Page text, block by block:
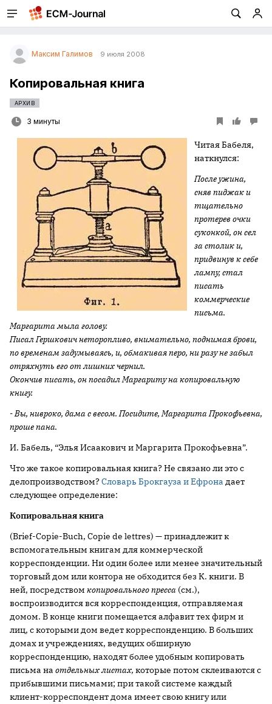
Максим Галимов 9 июля 2008
Копировальная книга
АРХИВ
3 минуты
Читая Бабеля,
наткнулся:
После ужина,
сняв пиджак и
тщательно
протерев очки
суконкой, он сел
за столик и,
придвинув к себе
лампу, стал
писать
коммерческие
письма.
Маргарита мыла голову.
Писал Гершкович неторопливо, внимательно, поднимая брови,
по временам задумываясь, и, обмакивая перо, ни разу не забыл
отряхнуть его от лишних чернил.
Окончив писать, он посадил Маргариту накопировальную
книгу.
- Вы, нивроко, дама с весом. Посидите, Маргарита Прокофьевна,
проше пана.
И. Бабель, “Элья Исаакович и Маргарита Прокофьевна”.
Что же такое копировальная книга? Не связано ли это с
делопроизводством?Словарь Брокгауза и Ефрона дает
следующее определение:
Копировальная книга
(Brief-Copie-Buch, Copie de lettres) — принадлежит к
вспомогательным книгам для коммерческой
корреспонденции. Ни один более или менее значительный
торговый дом или контора не обходится без К. книги. В
ней, посредством копировального пресса (см.),
воспроизводится вся корреспонденция, отправляемая
домом. В конце книги помещается алфавит тех фирм и
лиц, с которыми дом ведет корреспонденцию. В больших
домах и учреждениях, ведущих обширную
корреспонденцию, находят более удобным копировать
письма на отдельных листах, которые потом склеиваются с
прибывшими письмами; при такой системе каждый
клиент-корреспондент дома имеет свою книгу или